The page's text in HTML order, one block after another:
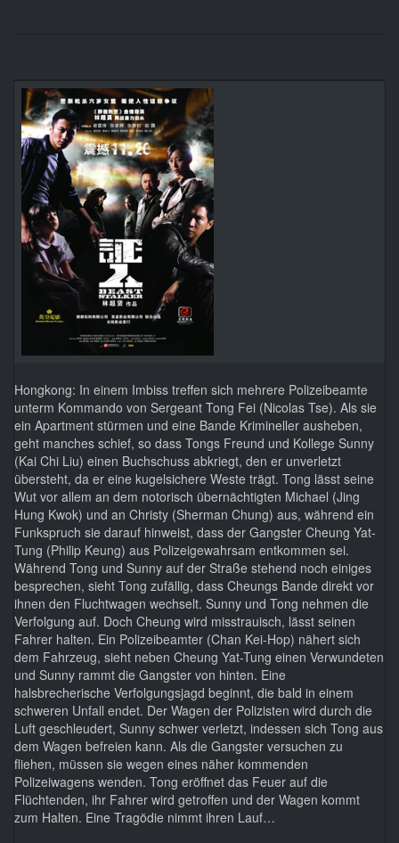
Hongkong: In einem Imbiss treffen sich mehrere Polizeibeamte
unterm Kommando von Sergeant Tong Fei (Nicolas Tse). Als sie
ein Apartment stürmen und eine Bande Krimineller ausheben,
geht manches schief, so dass Tongs Freund und Kollege Sunny
(Kai Chi Liu) einen Buchschuss abkriegt, den er unverletzt
übersteht, da er eine kugelsichere Weste trägt. Tong lässt seine
Wut vor allem an dem notorisch übernächtigten Michael (Jing
Hung Kwok) und an Christy (Sherman Chung) aus, während ein
Funkspruch sie darauf hinweist, dass der Gangster Cheung Yat-
Tung (Philip Keung) aus Polizeigewahrsam entkommen sei.
Während Tong und Sunny auf der Straße stehend noch einiges
besprechen, sieht Tong zufällig, dass Cheungs Bande direkt vor
ihnen den Fluchtwagen wechselt. Sunny und Tong nehmen die
Verfolgung auf. Doch Cheung wird misstrauisch, lässt seinen
Fahrer halten. Ein Polizeibeamter (Chan Kei-Hop) nähert sich
dem Fahrzeug, sieht neben Cheung Yat-Tung einen Verwundeten
und Sunny rammt die Gangster von hinten. Eine
halsbrecherische Verfolgungsjagd beginnt, die bald in einem
schweren Unfall endet. Der Wagen der Polizisten wird durch die
Luft geschleudert, Sunny schwer verletzt, indessen sich Tong aus
dem Wagen befreien kann. Als die Gangster versuchen zu
fliehen, müssen sie wegen eines näher kommenden
Polizeiwagens wenden. Tong eröffnet das Feuer auf die
Flüchtenden, ihr Fahrer wird getroffen und der Wagen kommt
zum Halten. Eine Tragödie nimmt ihren Lauf…